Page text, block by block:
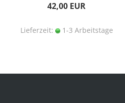
42,00 EUR
Lieferzeit: 1-3 Arbeitstage